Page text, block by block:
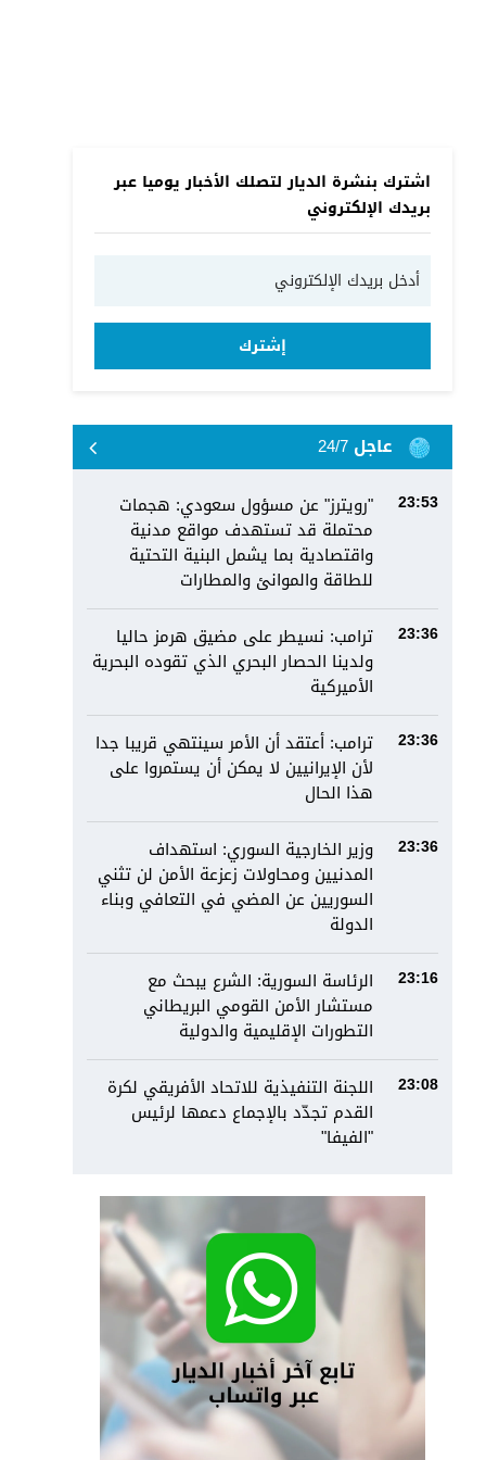
اشترك بنشرة الديار لتصلك الأخبار يوميا عبر
بريدك الإلكتروني
إشترك
عاجل 24/7
23:53
"رويترز" عن مسؤول سعودي: هجمات
محتملة قد تستهدف مواقع مدنية
واقتصادية بما يشمل البنية التحتية
للطاقة والموانئ والمطارات
23:36
ترامب: نسيطر على مضيق هرمز حاليا
ولدينا الحصار البحري الذي تقوده البحرية
الأميركية
23:36
ترامب: أعتقد أن الأمر سينتهي قريبا جدا
لأن الإيرانيين لا يمكن أن يستمروا على
هذا الحال
23:36
وزير الخارجية السوري: استهداف
المدنيين ومحاولات زعزعة الأمن لن تثني
السوريين عن المضي في التعافي وبناء
الدولة
23:16
الرئاسة السورية: الشرع يبحث مع
مستشار الأمن القومي البريطاني
التطورات الإقليمية والدولية
23:08
اللجنة التنفيذية للاتحاد الأفريقي لكرة
القدم تجدّد بالإجماع دعمها لرئيس
"الفيفا"